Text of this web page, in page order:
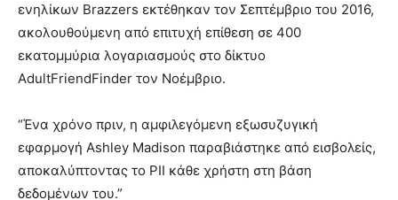
ενηλίκων Brazzers εκτέθηκαν τον Σεπτέμβριο του 2016,
ακολουθούμενη από επιτυχή επίθεση σε 400
εκατομμύρια λογαριασμούς στο δίκτυο
AdultFriendFinder τον Νοέμβριο.
“Ένα χρόνο πριν, η αμφιλεγόμενη εξωσυζυγική
εφαρμογή Ashley Madison παραβιάστηκε από εισβολείς,
αποκαλύπτοντας το PII κάθε χρήστη στη βάση
δεδομένων του.”